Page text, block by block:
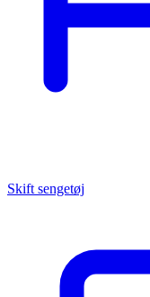
Skift sengetøj